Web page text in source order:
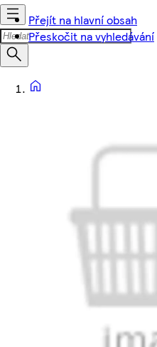
Přejít na hlavní obsah
Přeskočit na vyhledávání